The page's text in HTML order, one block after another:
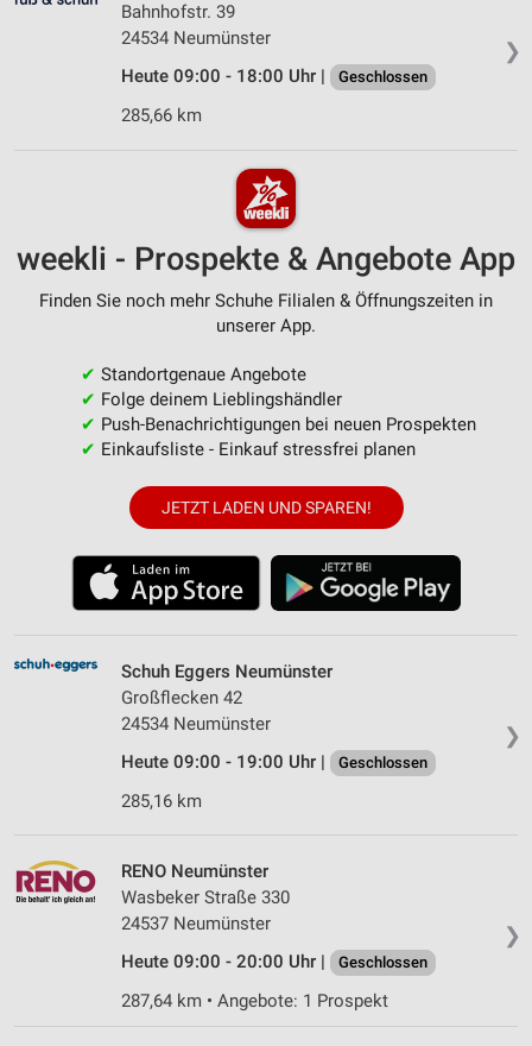
❯
Bahnhofstr. 39
24534 Neumünster
Heute 09:00 - 18:00 Uhr |
Geschlossen
285,66 km
weekli - Prospekte & Angebote App
Finden Sie noch mehr Schuhe Filialen & Öffnungszeiten in
unserer App.
✔ Standortgenaue Angebote
✔ Folge deinem Lieblingshändler
✔ Push-Benachrichtigungen bei neuen Prospekten
✔ Einkaufsliste - Einkauf stressfrei planen
JETZT LADEN UND SPAREN!
❯
Schuh Eggers Neumünster
Großflecken 42
24534 Neumünster
Heute 09:00 - 19:00 Uhr |
Geschlossen
285,16 km
❯
RENO Neumünster
Wasbeker Straße 330
24537 Neumünster
Heute 09:00 - 20:00 Uhr |
Geschlossen
287,64 km • Angebote: 1 Prospekt